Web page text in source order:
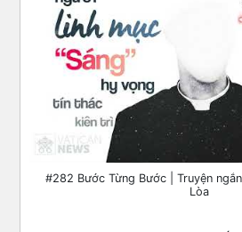
#282 Bước Từng Bước | Truyện
Lòa